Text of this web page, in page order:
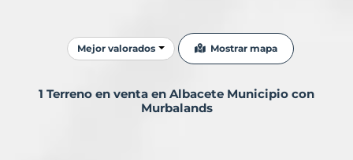
Ordenar resultados
Mejor valorados Mostrar mapa
1 Terreno en venta en Albacete Municipio con
Murbalands